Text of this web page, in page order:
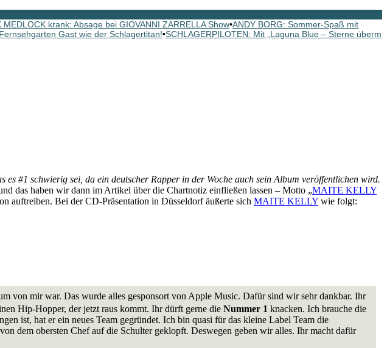
MEDLOCK krank: Absage bei GIOVANNI ZARRELLA Show•ANDY BORG: Sommer-Spaß mit
Gast wie der Schlagertitan!•SCHLAGERPILOTEN: Mit „Laguna Blue – Sterne überm
es #1 schwierig sei, da ein deutscher Rapper in der Woche auch sein Album veröffentlichen wird.
das haben wir dann im Artikel über die Chartnotiz einfließen lassen – Motto „MAITE KELLY
auftreiben. Bei der CD-Präsentation in Düsseldorf äußerte sich MAITE KELLY wie folgt:
von mir war. Das wurde alles gesponsort von Apple Music. Dafür sind wir sehr dankbar. Ihr
Hip-Hopper, der jetzt raus kommt. Ihr dürft gerne die Nummer 1 knacken. Ich brauche die
ist, hat er ein neues Team gegründet. Ich bin quasi für das kleine Label Team die
dem obersten Chef auf die Schulter geklopft. Deswegen geben wir alles. Ihr macht dafür